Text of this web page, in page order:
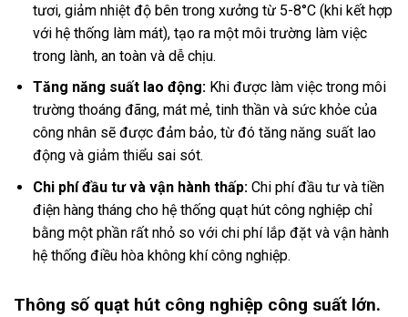
tươi, giảm nhiệt độ bên trong xưởng từ 5-8°C (khi kết hợp
với hệ thống làm mát), tạo ra một môi trường làm việc
trong lành, an toàn và dễ chịu.
Tăng năng suất lao động:Khi được làm việc trong môi
trường thoáng đãng, mát mẻ, tinh thần và sức khỏe của
công nhân sẽ được đảm bảo, từ đó tăng năng suất lao
động và giảm thiểu sai sót.
Chi phí đầu tư và vận hành thấp:Chi phí đầu tư và tiền
điện hàng tháng cho hệ thống quạt hút công nghiệp chỉ
bằng một phần rất nhỏ so với chi phí lắp đặt và vận hành
hệ thống điều hòa không khí công nghiệp.
Thông số quạt hút công nghiệp công suất lớn.